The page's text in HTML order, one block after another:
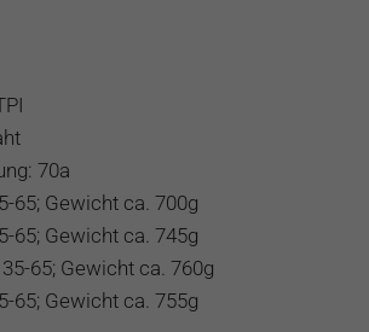
70a
65; Gewicht ca. 700g
65; Gewicht ca. 745g
65; Gewicht ca. 760g
65; Gewicht ca. 755g